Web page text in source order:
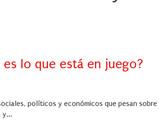
lo que está en juego?
políticos y económicos que pesan sobre
y...